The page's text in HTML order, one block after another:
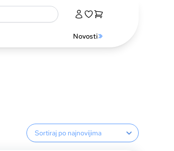
Novosti
Sortiranje proizvoda